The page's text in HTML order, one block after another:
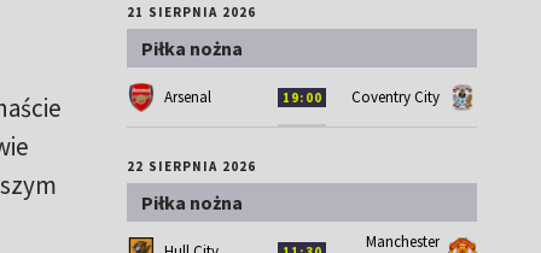
21 SIERPNIA 2026
Piłka nożna
Arsenal 19:00 Coventry City
22 SIERPNIA 2026
Piłka nożna
Manchester